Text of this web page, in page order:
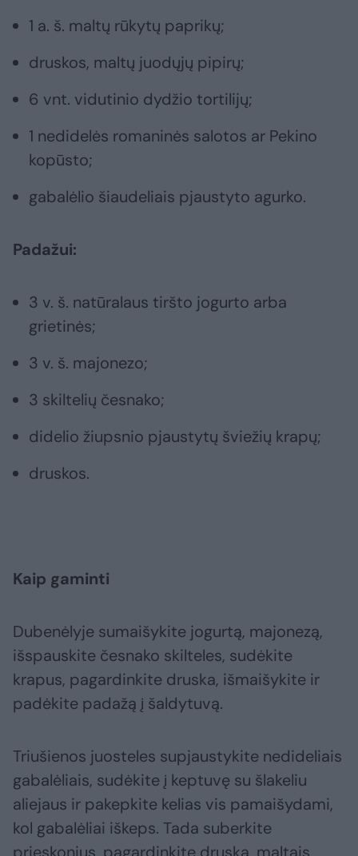
1 a. š. maltų rūkytų paprikų;
druskos, maltų juodųjų pipirų;
6 vnt. vidutinio dydžio tortilijų;
1 nedidelės romaninės salotos ar Pekino
kopūsto;
gabalėlio šiaudeliais pjaustyto agurko.
Padažui:
3 v. š. natūralaus tiršto jogurto arba
grietinės;
3 v. š. majonezo;
3 skiltelių česnako;
didelio žiupsnio pjaustytų šviežių krapų;
druskos.
Kaip gaminti
Dubenėlyje sumaišykite jogurtą, majonezą,
išspauskite česnako skilteles, sudėkite
krapus, pagardinkite druska, išmaišykite ir
padėkite padažą į šaldytuvą.
Triušienos juosteles supjaustykite nedideliais
gabalėliais, sudėkite į keptuvę su šlakeliu
aliejaus ir pakepkite kelias vis pamaišydami,
kol gabalėliai iškeps. Tada suberkite